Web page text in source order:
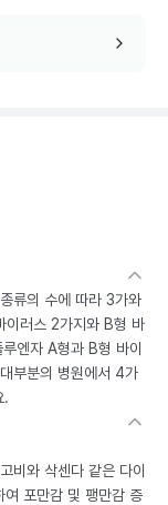
류의 수에 따라 3가와
이러스 2가지와 B형 바
엔자 A형과 B형 바이
부분의 병원에서 4가
.
비와 삭센다 같은 다이
여 포만감 및 팽만감 증